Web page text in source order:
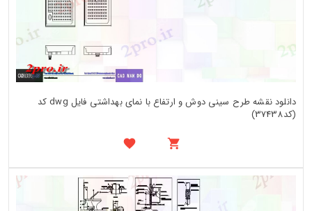
دانلود نقشه طرح سینی دوش و ارتفاع با نمای بهداشتی فایل dwg کد
(کد37438)